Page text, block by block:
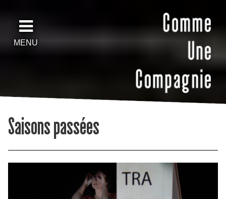
MENU
Saisons passées